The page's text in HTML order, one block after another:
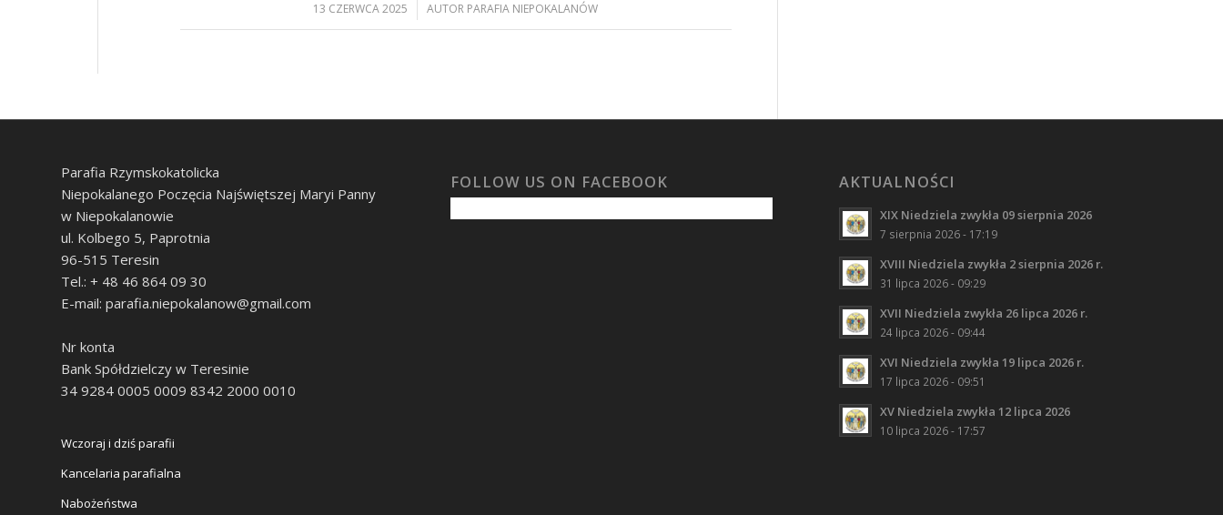
13 CZERWCA 2025
/ AUTOR PARAFIA NIEPOKALANÓW
Parafia Rzymskokatolicka
Niepokalanego Poczęcia Najświętszej Maryi Panny
w Niepokalanowie
ul. Kolbego 5, Paprotnia
96-515 Teresin
Tel.: + 48 46 864 09 30
E-mail: parafia.niepokalanow@gmail.com
Nr konta
Bank Spółdzielczy w Teresinie
34 9284 0005 0009 8342 2000 0010
Wczoraj i dziś parafii
Kancelaria parafialna
Nabożeństwa
FOLLOW US ON FACEBOOK AKTUALNOŚCI
XIX Niedziela zwykła 09 sierpnia 2026
7 sierpnia 2026 - 17:19
XVIII Niedziela zwykła 2 sierpnia 2026 r.
31 lipca 2026 - 09:29
XVII Niedziela zwykła 26 lipca 2026 r.
24 lipca 2026 - 09:44
XVI Niedziela zwykła 19 lipca 2026 r.
17 lipca 2026 - 09:51
XV Niedziela zwykła 12 lipca 2026
10 lipca 2026 - 17:57